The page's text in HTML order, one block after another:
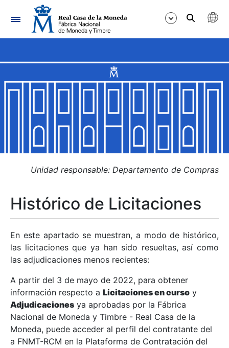
Navegación
Mostrar/Ocultar
Mostrar/Ocultar
Mostrar/Ocultar
Mostrar/Ocultar
Mostrar/Ocultar
Mostrar/Ocultar
Unidad responsable: Departamento de Compras
Histórico de Licitaciones
En este apartado se muestran, a modo de histórico,
las licitaciones que ya han sido resueltas, así como
las adjudicaciones menos recientes:
A partir del 3 de mayo de 2022, para obtener
información respecto a Licitaciones en curso y
Adjudicaciones ya aprobadas por la Fábrica
Nacional de Moneda y Timbre - Real Casa de la
Moneda, puede acceder al perfil del contratante del
a FNMT-RCM en la Plataforma de Contratación del